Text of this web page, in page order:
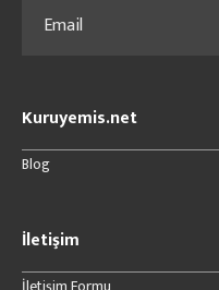
Kuruyemis.net
Blog
İletişim